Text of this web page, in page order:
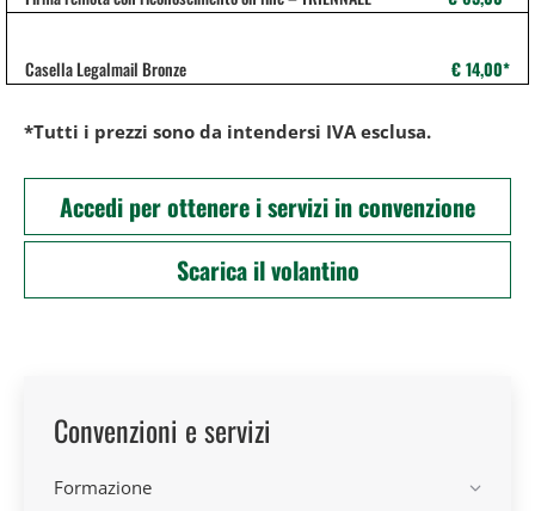
Casella Legalmail Bronze € 14,00*
*Tutti i prezzi sono da intendersi IVA esclusa.
Accedi per ottenere i servizi in convenzione
Scarica il volantino
Convenzioni e servizi
Formazione